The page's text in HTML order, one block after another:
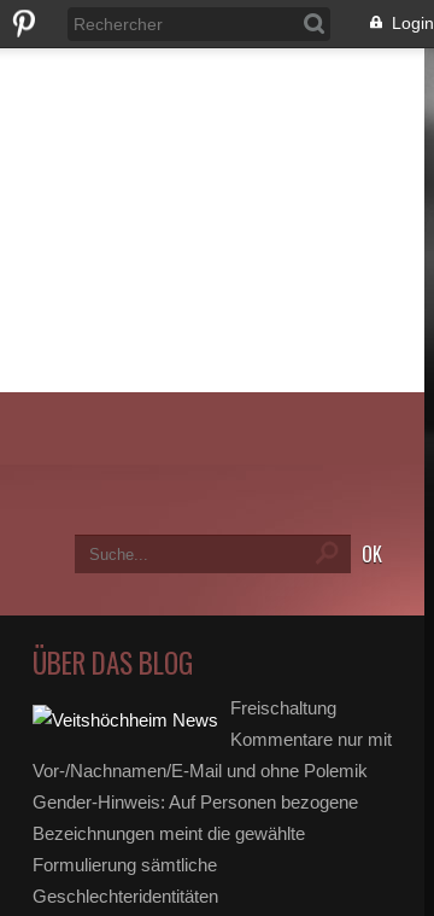
Login
ÜBER DAS BLOG
Freischaltung
Kommentare nur mit
Vor-/Nachnamen/E-Mail und ohne Polemik
Gender-Hinweis: Auf Personen bezogene
Bezeichnungen meint die gewählte
Formulierung sämtliche
Geschlechteridentitäten